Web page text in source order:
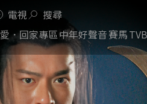
電視 搜尋
愛．回家專區中年好聲音賽馬